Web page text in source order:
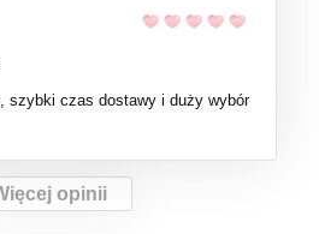
szybki czas dostawy i duży wybór
opinii